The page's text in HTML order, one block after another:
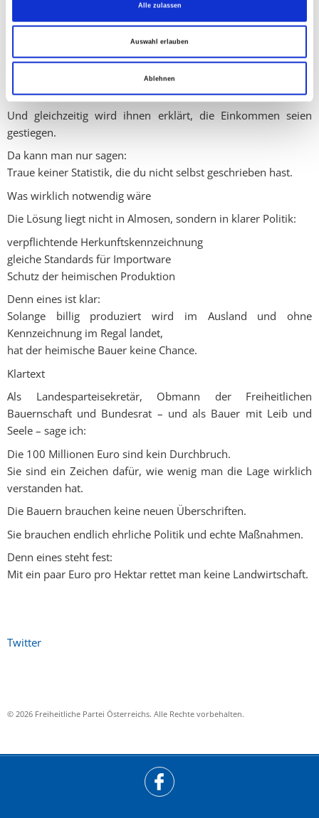
Alle zulassen
Auswahl erlauben
Ablehnen
Die Bauern haben kein Dieselproblem allein.
Erzeugerpreise fallen (Milch, Fleisch)
keine Stabilität, keine Planungssicherheit
Und gleichzeitig wird ihnen erklärt, die Einkommen seien
gestiegen.
Da kann man nur sagen:
Traue keiner Statistik, die du nicht selbst geschrieben hast.
Was wirklich notwendig wäre
Die Lösung liegt nicht in Almosen, sondern in klarer Politik:
verpflichtende Herkunftskennzeichnung
gleiche Standards für Importware
Schutz der heimischen Produktion
Denn eines ist klar:
Solange billig produziert wird im Ausland und ohne
Kennzeichnung im Regal landet,
hat der heimische Bauer keine Chance.
Klartext
Als Landesparteisekretär, Obmann der Freiheitlichen
Bauernschaft und Bundesrat – und als Bauer mit Leib und
Seele – sage ich:
Die 100 Millionen Euro sind kein Durchbruch.
Sie sind ein Zeichen dafür, wie wenig man die Lage wirklich
verstanden hat.
Die Bauern brauchen keine neuen Überschriften.
Sie brauchen endlich ehrliche Politik und echte Maßnahmen.
Denn eines steht fest:
Mit ein paar Euro pro Hektar rettet man keine Landwirtschaft.
Twitter
© 2026 Freiheitliche Partei Österreichs. Alle Rechte vorbehalten.